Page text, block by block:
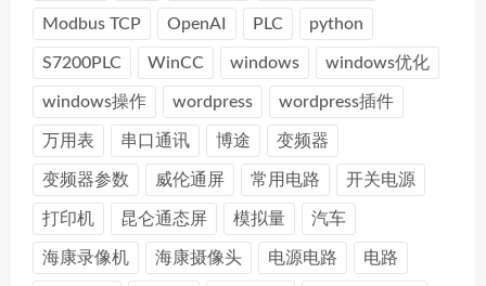
Modbus TCP OpenAI PLC python
S7200PLC WinCC windows windows优化
windows操作 wordpress wordpress插件
万用表 串口通讯 博途 变频器
变频器参数 威伦通屏 常用电路 开关电源
打印机 昆仑通态屏 模拟量 汽车
海康录像机 海康摄像头 电源电路 电路